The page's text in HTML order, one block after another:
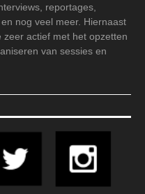
reportages,
nog veel meer. Hiernaast
actief met het opzetten
van sessies en